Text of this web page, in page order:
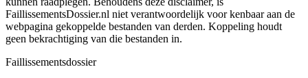
FaillissementsDossier.nl niet verantwoordelijk voor kenbaar aan de
webpagina gekoppelde bestanden van derden. Koppeling houdt
geen bekrachtiging van die bestanden in.
Faillissementsdossier